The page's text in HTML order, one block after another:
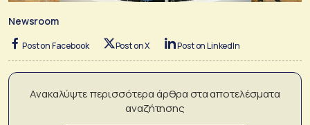
Newsroom
Post on Facebook Post on X Post on LinkedIn
Ανακαλύψτε περισσότερα άρθρα στα αποτελέσματα
αναζήτησης